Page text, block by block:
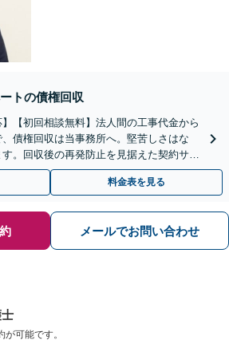
トの債権回収
】【初回相談無料】法人間の工事代金から
債権回収は当事務所へ。堅苦しさはな
。回収後の再発防止を見据えた契約サポ
まずはお気軽にご相談ください。
料金表を見る
メールでお問い合わせ
可能です。